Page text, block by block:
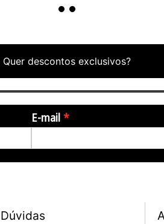
Quer descontos exclusivos?
E-mail
Dúvidas